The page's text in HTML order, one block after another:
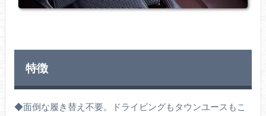
特徴
◆面倒な履き替え不要。ドライビングもタウンユースもこ